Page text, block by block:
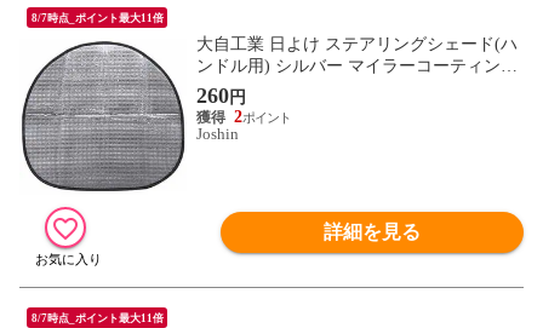
8/7時点_ポイント最大11倍
大自工業 日よけ ステアリングシェード(ハ
ンドル用) シルバー マイラーコーティング
仕様 465×440mm meltec PS-07 【返品種別
A】
260円
2
Joshin
詳細を見る
8/7時点_ポイント最大11倍